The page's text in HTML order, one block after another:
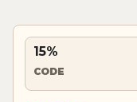
15%
CODE